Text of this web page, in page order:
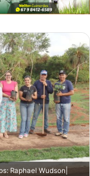
Raphael Wudson|